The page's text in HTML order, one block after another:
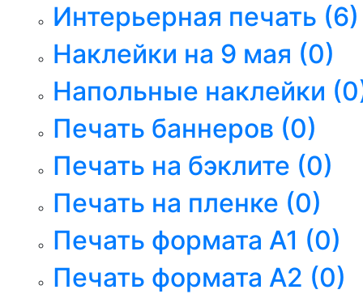
Интерьерная печать (6)
Наклейки на 9 мая (0)
Напольные наклейки
Печать баннеров (0)
Печать на бэклите (0)
Печать на пленке (0)
Печать формата А1 (0)
Печать формата А2 (0)